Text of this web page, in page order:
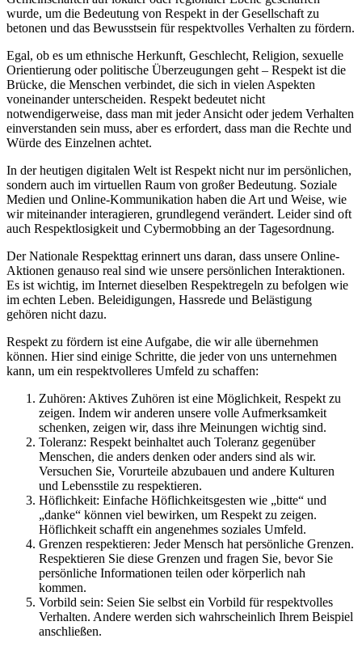
wurde, um die Bedeutung von Respekt in der Gesellschaft zu
betonen und das Bewusstsein für respektvolles Verhalten zu fördern.
Egal, ob es um ethnische Herkunft, Geschlecht, Religion, sexuelle
Orientierung oder politische Überzeugungen geht – Respekt ist die
Brücke, die Menschen verbindet, die sich in vielen Aspekten
voneinander unterscheiden. Respekt bedeutet nicht
notwendigerweise, dass man mit jeder Ansicht oder jedem Verhalten
einverstanden sein muss, aber es erfordert, dass man die Rechte und
Würde des Einzelnen achtet.
In der heutigen digitalen Welt ist Respekt nicht nur im persönlichen,
sondern auch im virtuellen Raum von großer Bedeutung. Soziale
Medien und Online-Kommunikation haben die Art und Weise, wie
wir miteinander interagieren, grundlegend verändert. Leider sind oft
auch Respektlosigkeit und Cybermobbing an der Tagesordnung.
Der Nationale Respekttag erinnert uns daran, dass unsere Online-
Aktionen genauso real sind wie unsere persönlichen Interaktionen.
Es ist wichtig, im Internet dieselben Respektregeln zu befolgen wie
im echten Leben. Beleidigungen, Hassrede und Belästigung
gehören nicht dazu.
Respekt zu fördern ist eine Aufgabe, die wir alle übernehmen
können. Hier sind einige Schritte, die jeder von uns unternehmen
kann, um ein respektvolleres Umfeld zu schaffen:
Zuhören: Aktives Zuhören ist eine Möglichkeit, Respekt zu
zeigen. Indem wir anderen unsere volle Aufmerksamkeit
schenken, zeigen wir, dass ihre Meinungen wichtig sind.
Toleranz: Respekt beinhaltet auch Toleranz gegenüber
Menschen, die anders denken oder anders sind als wir.
Versuchen Sie, Vorurteile abzubauen und andere Kulturen
und Lebensstile zu respektieren.
Höflichkeit: Einfache Höflichkeitsgesten wie „bitte“ und
„danke“ können viel bewirken, um Respekt zu zeigen.
Höflichkeit schafft ein angenehmes soziales Umfeld.
Grenzen respektieren: Jeder Mensch hat persönliche Grenzen.
Respektieren Sie diese Grenzen und fragen Sie, bevor Sie
persönliche Informationen teilen oder körperlich nah
kommen.
Vorbild sein: Seien Sie selbst ein Vorbild für respektvolles
Verhalten. Andere werden sich wahrscheinlich Ihrem Beispiel
anschließen.